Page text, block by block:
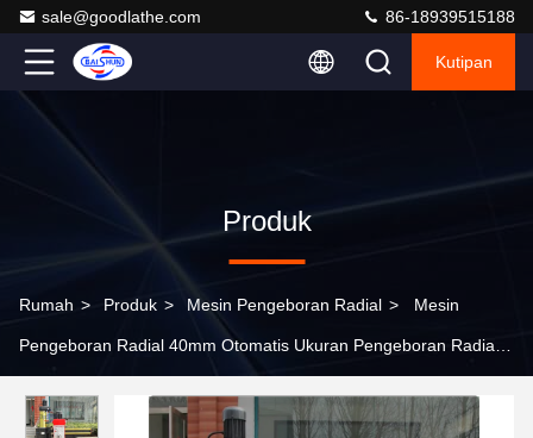
sale@goodlathe.com 86-18939515188
Kutipan
Produk
Rumah > Produk > Mesin Pengeboran Radial > Mesin
Pengeboran Radial 40mm Otomatis Ukuran Pengeboran Radial